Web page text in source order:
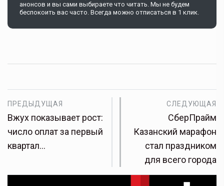
анонсов и вы сами выбираете что читать. Мы не будем
беспокоить вас часто. Всегда можно отписаться в 1 клик.
ПРЕДЫДУЩАЯ
Вжух показывает рост:
число оплат за первый
квартал…
СЛЕДУЮЩАЯ
СберПрайм
Казанский марафон
стал праздником
для всего города